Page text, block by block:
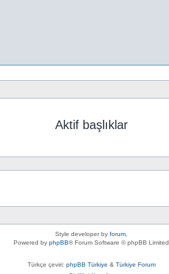
Aktif başlıklar
Style developer by forum
Powered by phpBB® Forum Software © phpBB Limited
Türkçe çeviri: phpBB Türkiye & Türkiye Forum